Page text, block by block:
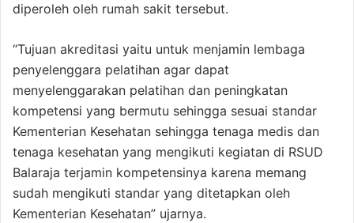
diperoleh oleh rumah sakit tersebut.
“Tujuan akreditasi yaitu untuk menjamin lembaga
penyelenggara pelatihan agar dapat
menyelenggarakan pelatihan dan peningkatan
kompetensi yang bermutu sehingga sesuai standar
Kementerian Kesehatan sehingga tenaga medis dan
tenaga kesehatan yang mengikuti kegiatan di RSUD
Balaraja terjamin kompetensinya karena memang
sudah mengikuti standar yang ditetapkan oleh
Kementerian Kesehatan” ujarnya.